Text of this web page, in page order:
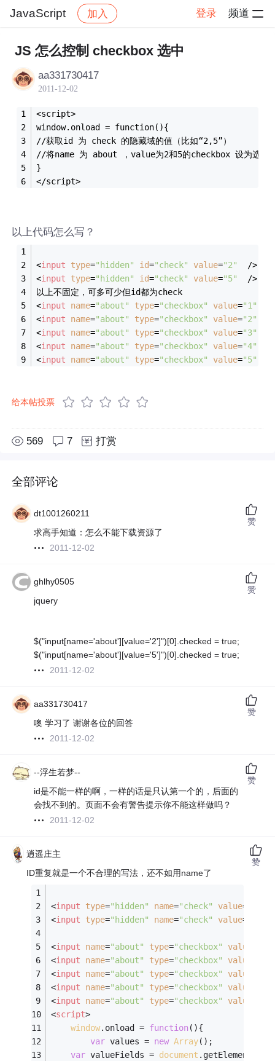
JavaScript 加入 登录 频道
社区 JavaScript 帖子详情
JS 怎么控制 checkbox 选中
aa331730417
2011-12-02
<script>
window.onload = function(){
//获取id 为 check 的隐藏域的值（比如“2,5”）
//将name 为 about ，value为2和5的checkbox 设为选中
}
</script>
以上代码怎么写？
<input type="hidden" id="check" value="2"
  />
<input type="hidden" id="check" value="5"
  />
以上不固定，可多可少但id都为check
<input name="about" type="checkbox" value="1"
<input name="about" type="checkbox" value="2"
<input name="about" type="checkbox" value="3"
<input name="about" type="checkbox" value="4"
<input name="about" type="checkbox" value="5"
给本帖投票
569 7 打赏
全部评论
dt1001260211
求高手知道：怎么不能下载资源了
2011-12-02
赞
ghlhy0505
jquery
$("input[name='about'][value='2']")[0].checked = true;
$("input[name='about'][value='5']")[0].checked = true;
2011-12-02
赞
aa331730417
噢 学习了 谢谢各位的回答
2011-12-02
赞
--浮生若梦--
id是不能一样的啊，一样的话是只认第一个的，后面的
会找不到的。页面不会有警告提示你不能这样做吗？
2011-12-02
赞
逍遥庄主
ID重复就是一个不合理的写法，还不如用name了
<input type="hidden" name="check" value=
<input type="hidden" name="check" value=
<input name="about" type="checkbox" value
<input name="about" type="checkbox" value
<input name="about" type="checkbox" value
<input name="about" type="checkbox" value
<input name="about" type="checkbox" value
<script>
window.onload = function( ){
var values = new Array();
var valueFields = document
赞